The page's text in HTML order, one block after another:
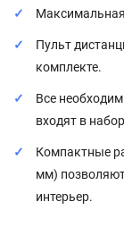
Пульт
комплекте.
Все
входят в
Компактные
мм)
интерьер.